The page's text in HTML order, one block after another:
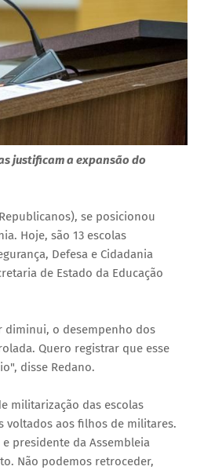
justificam a expansão do
se posicionou
Hoje, são 13 escolas
Defesa e Cidadania
de Estado da Educação
diminui, o desempenho dos
Quero registrar que esse
disse Redano.
militarização das escolas
voltados aos filhos de militares.
presidente da Assembleia
Não podemos retroceder,